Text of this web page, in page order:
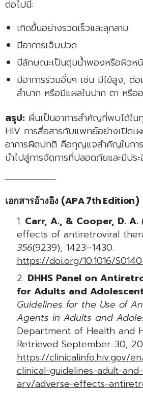
ต่อไปนี้:
เกิดขึ้นอย่างรวดเร็วและลุกลาม
มีอาการเจ็บปวด
มีลักษณะเป็นตุ่มน้ำพองหรือผิวห
มีอาการร่วมอื่นๆ เช่น มีไข้สูง, ต่อ
ลำบาก หรือมีแผลในปาก ตา หรือ
สรุป: ผื่นเป็นอาการสำคัญที่พบได้ใน
HIV การสื่อสารกับแพทย์อย่างเปิดเ
อาการผิดปกติ คือกุญแจสำคัญในกา
นำไปสู่การจัดการที่ปลอดภัยและมีปร
เอกสารอ้างอิง (APA 7th Edition)
Carr, A., & Cooper, D.
effects of antiretroviral
356(9239), 1423–1430.
https://doi.org/10.1016/
DHHS Panel on
for Adults and
Guidelines for the Use of
Agents in Adults and
Department of Health and
Retrieved September 30,
https://clinicalinfo.hiv.gov/
clinical-guidelines-adult-
arv/adverse-effects-